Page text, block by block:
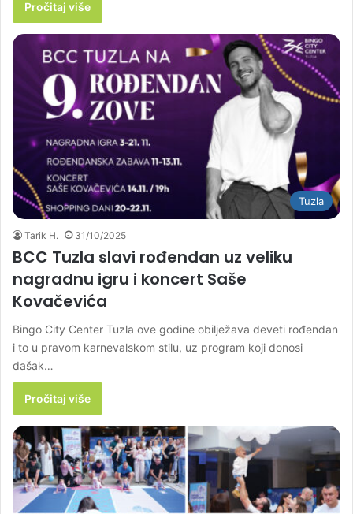
Pročitaj više
Tuzla
Tarik H. 31/10/2025
BCC Tuzla slavi rođendan uz veliku
nagradnu igru i koncert Saše
Kovačevića
Bingo City Center Tuzla ove godine obilježava deveti rođendan
i to u pravom karnevalskom stilu, uz program koji donosi
dašak…
Pročitaj više